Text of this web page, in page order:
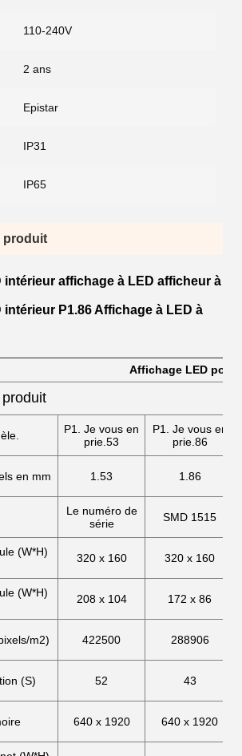
110-240V
2 ans
Epistar
IP31
IP65
produit
intérieur affichage à LED afficheur à
P1.86 Affichage à LED à
Affichage LED pour
P1. Je vous en
prie.53
P1. Je vous en
prie.86
en mm 1.53 1.86
Le numéro de
série
SMD 1515
(W*H)
320 x 160 320 x 160
(W*H)
208 x 104 172 x 86
m2) 422500 288906
(S) 52 43
640 x 1920 640 x 1920